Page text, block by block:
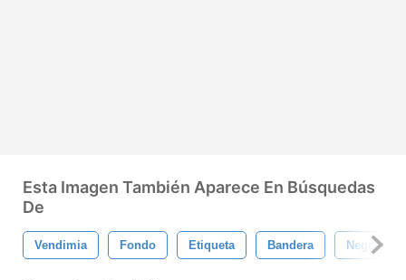
Esta Imagen También Aparece En Búsquedas
De
Vendimia Fondo Etiqueta Bandera Negocio